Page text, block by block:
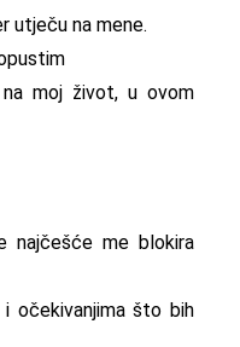
utječu na mene.
moj život, u ovom
najčešće me blokira
očekivanjima što bih